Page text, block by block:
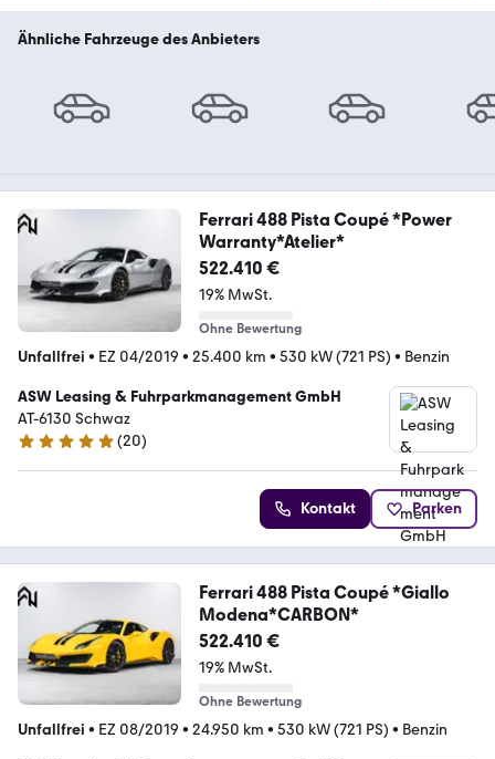
Ähnliche Fahrzeuge des Anbieters
Ferrari 488 Pista Coupé *Power
Warranty*Atelier*
522.410 €
19% MwSt.
Ohne Bewertung
Unfallfrei • EZ 04/2019 • 25.400 km • 530 kW (721 PS) • Benzin
ASW Leasing & Fuhrparkmanagement GmbH
AT-6130 Schwaz
4.8 Sterne
(20)
Kontakt Parken
Ferrari 488 Pista Coupé *Giallo
Modena*CARBON*
522.410 €
19% MwSt.
Ohne Bewertung
Unfallfrei • EZ 08/2019 • 24.950 km • 530 kW (721 PS) • Benzin